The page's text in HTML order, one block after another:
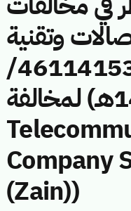
وتقنية
المعلومات رقم (46114153/
ق/1446هـ) لمخالفة (Mobile
Company
(Zain))